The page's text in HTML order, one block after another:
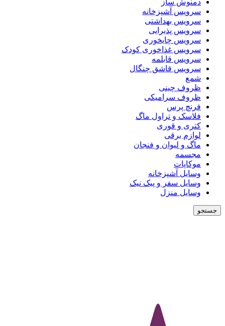
سرویس آشپزخانه
سرویس بهداشتی
سرویس پذیرایی
سرویس چایخوری
سرویس غذاخوری کودک
سرویس قابلمه
سرویس قاشق چنگال
شمع
ظروف چینی
ظروف سرامیکی
فرنچ پرس
فلاسک و تراول ماگ
کتری و قوری
لوازم برقی
ماگ و لیوان و فنجان
مجسمه
موکاپات
وسایل آشپزخانه
وسایل سفر و پیک نیک
وسایل منزل
جستجو